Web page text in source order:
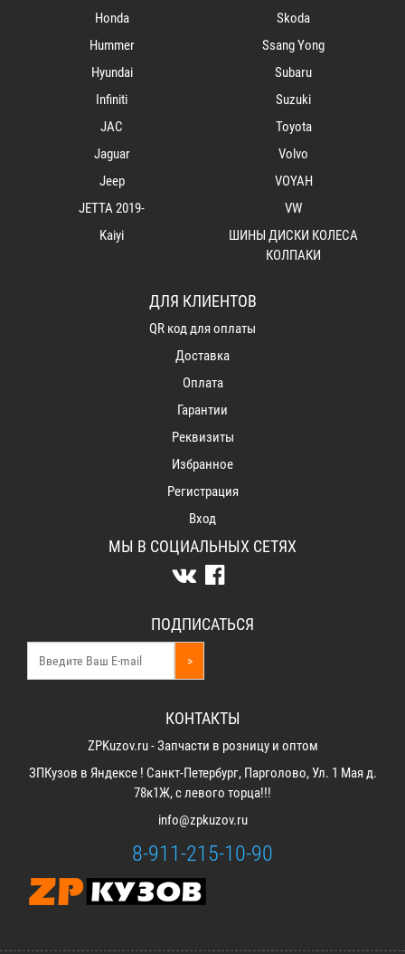
Honda
Hummer
Hyundai
Infiniti
JAC
Jaguar
Jeep
JETTA 2019-
Kaiyi
Skoda
Ssang Yong
Subaru
Suzuki
Toyota
Volvo
VOYAH
VW
ШИНЫ ДИСКИ КОЛЕСА
КОЛПАКИ
ДЛЯ КЛИЕНТОВ
QR код для оплаты
Доставка
Оплата
Гарантии
Реквизиты
Избранное
Регистрация
Вход
МЫ В СОЦИАЛЬНЫХ СЕТЯХ
ПОДПИСАТЬСЯ
>
КОНТАКТЫ
ZPKuzov.ru - Запчасти в розницу и оптом
ЗПКузов в Яндексе ! Санкт-Петербург, Парголово, Ул. 1 Мая д.
78к1Ж, с левого торца!!!
info@zpkuzov.ru
8-911-215-10-90